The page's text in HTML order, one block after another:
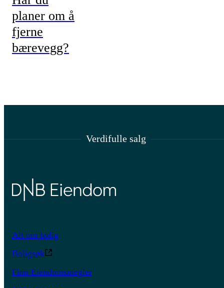
planer om å
fjerne
bærevegg?
Verdifulle salg
Alt om bolig
Boligsøk
Finn Eiendomsmegler